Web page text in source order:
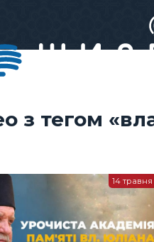
з тегом
14 травня